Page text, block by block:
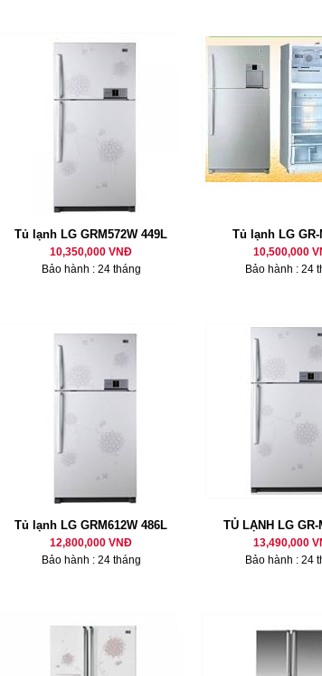
Tủ lạnh LG GRM572W 449L
10,350,000 VNĐ
Bảo hành : 24 tháng
Tủ lạnh LG GR-
10,500,000
Bảo hành : 24
Tủ lạnh LG GRM612W 486L
12,800,000 VNĐ
Bảo hành : 24 tháng
TỦ LẠNH LG GR-
13,490,000
Bảo hành : 24